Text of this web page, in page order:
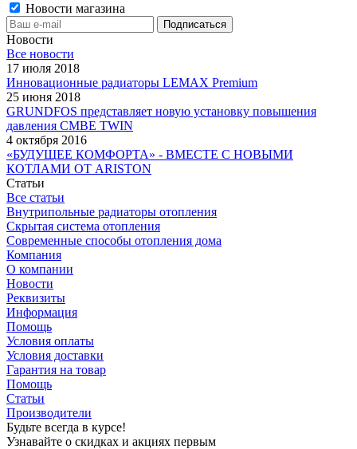
Новости магазина
Новости
Все новости
17 июля 2018
Инновационные радиаторы LEMAX Premium
25 июня 2018
GRUNDFOS представляет новую установку повышения
давления CMBE TWIN
4 октября 2016
«БУДУЩЕЕ КОМФОРТА» - ВМЕСТЕ С НОВЫМИ
КОТЛАМИ ОТ ARISTON
Статьи
Все статьи
Внутрипольные радиаторы отопления
Скрытая система отопления
Современные способы отопления дома
Компания
О компании
Новости
Реквизиты
Информация
Помощь
Условия оплаты
Условия доставки
Гарантия на товар
Помощь
Статьи
Производители
Будьте всегда в курсе!
Узнавайте о скидках и акциях первым